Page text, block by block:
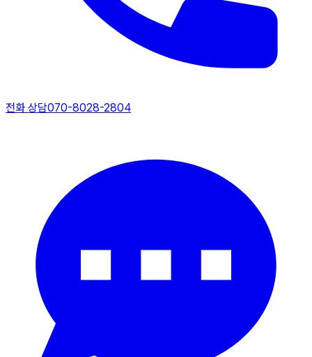
전화 상담070-8028-2804